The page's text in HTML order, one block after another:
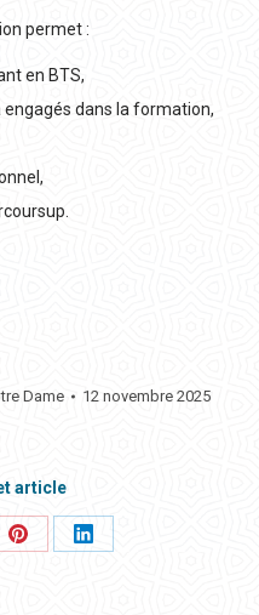
permet :
en BTS,
engagés dans la formation,
Dame 12 novembre 2025
article
PartagerPartager